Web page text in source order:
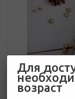
Для
возраст